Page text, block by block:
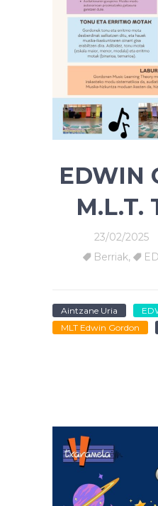
EDWIN
M.L.T.
23/02/2025
Berriak,
Aintzane Uria
MLT Edwin Gordon